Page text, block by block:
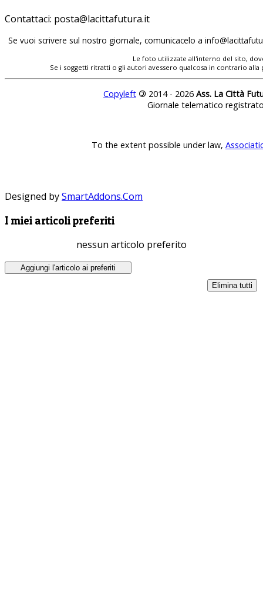
Contattaci: posta@lacittafutura.it
Se vuoi scrivere sul nostro giornale, comunicacelo a
Le foto utilizzate all'interno del sito,
Se i soggetti ritratti o gli autori avessero qualcosa in contrario
Copyleft © 2014 - 2026 Ass. La Città
Giornale telematico
To the extent possible under law,
Designed bySmartAddons.Com
I miei articoli preferiti
nessun articolo preferito